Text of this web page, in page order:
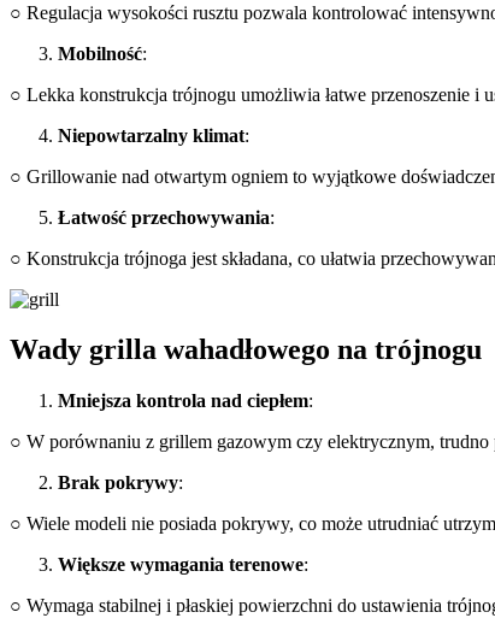
○ Regulacja wysokości rusztu pozwala kontrolować
Mobilność:
○ Lekka konstrukcja trójnogu umożliwia łatwe przenoszenie i
Niepowtarzalny klimat:
○ Grillowanie nad otwartym ogniem to wyjątkowe
Łatwość przechowywania:
○ Konstrukcja trójnoga jest składana, co ułatwia
Wady grilla wahadłowego na trójnogu
Mniejsza kontrola nad ciepłem:
○ W porównaniu z grillem gazowym czy elektrycznym,
Brak pokrywy:
○ Wiele modeli nie posiada pokrywy, co może utrudniać
Większe wymagania terenowe:
○ Wymaga stabilnej i płaskiej powierzchni do ustawienia